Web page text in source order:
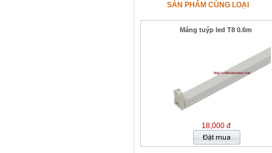
SẢN PHẨM CÙNG LOẠI
Máng tuýp led T8 0.6m
18,000 đ